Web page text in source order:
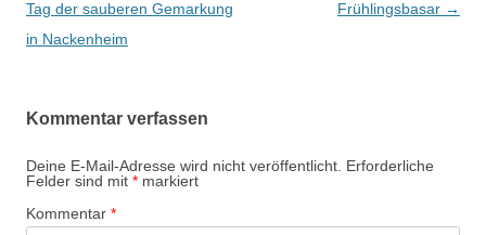
Navigation
Tag der sauberen Gemarkung
in Nackenheim
Frühlingsbasar →
Kommentar verfassen
Deine E-Mail-Adresse wird nicht veröffentlicht. Erforderliche
Felder sind mit * markiert
Kommentar *